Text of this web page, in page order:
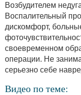
Возбудителем
Воспалительный
дискомфорт,
своевременном
операции. Не
серьезно себе
Видео по теме: